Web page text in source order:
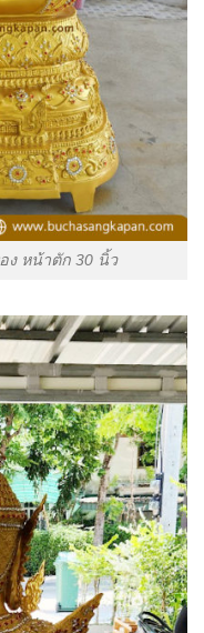
ง หน้าตัก 30 นิ้ว